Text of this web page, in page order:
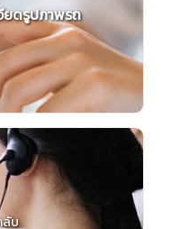
ยดรูปภาพรถ
ลับ